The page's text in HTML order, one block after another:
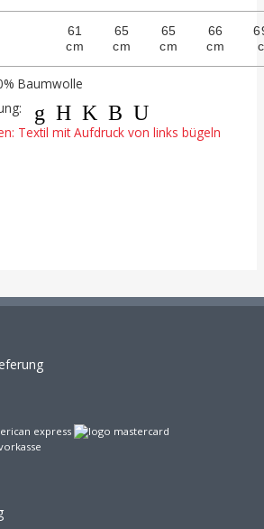
61
cm
65
cm
65
cm
66
cm
Baumwolle
gHKBU
Textil mit Aufdruck von links bügeln